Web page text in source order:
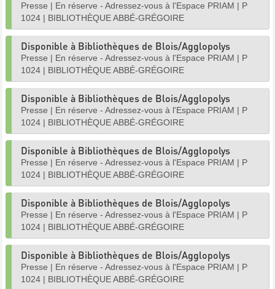
Presse | En réserve - Adressez-vous à l'Espace PRIAM | P
1024 | BIBLIOTHÈQUE ABBÉ-GRÉGOIRE
Disponible à Bibliothèques de Blois/Agglopolys
Presse | En réserve - Adressez-vous à l'Espace PRIAM | P
1024 | BIBLIOTHÈQUE ABBÉ-GRÉGOIRE
Disponible à Bibliothèques de Blois/Agglopolys
Presse | En réserve - Adressez-vous à l'Espace PRIAM | P
1024 | BIBLIOTHÈQUE ABBÉ-GRÉGOIRE
Disponible à Bibliothèques de Blois/Agglopolys
Presse | En réserve - Adressez-vous à l'Espace PRIAM | P
1024 | BIBLIOTHÈQUE ABBÉ-GRÉGOIRE
Disponible à Bibliothèques de Blois/Agglopolys
Presse | En réserve - Adressez-vous à l'Espace PRIAM | P
1024 | BIBLIOTHÈQUE ABBÉ-GRÉGOIRE
Disponible à Bibliothèques de Blois/Agglopolys
Presse | En réserve - Adressez-vous à l'Espace PRIAM | P
1024 | BIBLIOTHÈQUE ABBÉ-GRÉGOIRE